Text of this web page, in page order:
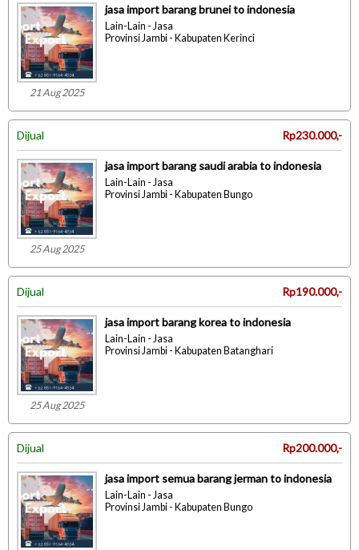
21 Aug 2025
jasa import barang brunei to indonesia
Lain-Lain - Jasa
Provinsi Jambi - Kabupaten Kerinci
Dijual Rp230.000,-
25 Aug 2025
jasa import barang saudi arabia to indonesia
Lain-Lain - Jasa
Provinsi Jambi - Kabupaten Bungo
Dijual Rp190.000,-
25 Aug 2025
jasa import barang korea to indonesia
Lain-Lain - Jasa
Provinsi Jambi - Kabupaten Batanghari
Dijual Rp200.000,-
jasa import semua barang jerman to indonesia
Lain-Lain - Jasa
Provinsi Jambi - Kabupaten Bungo